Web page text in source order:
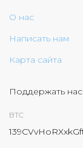
О нас
Написать нам
Карта сайта
Поддержать нас
BTC